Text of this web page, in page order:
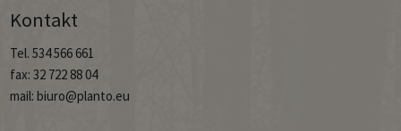
Kontakt
Tel. 534 566 661
fax: 32 722 88 04
mail: biuro@planto.eu